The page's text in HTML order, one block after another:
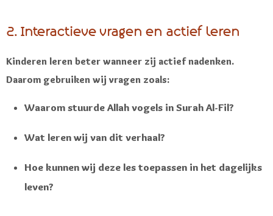
2. Interactieve vragen en actief leren
Kinderen leren beter wanneer zij actief nadenken.
Daarom gebruiken wij vragen zoals:
Waarom stuurde Allah vogels in Surah Al-Fil?
Wat leren wij van dit verhaal?
Hoe kunnen wij deze les toepassen in het dagelijks
leven?